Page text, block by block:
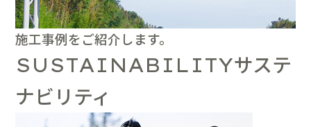
施工事例をご紹介します。
SUSTAINABILITYサステ
ナビリティ